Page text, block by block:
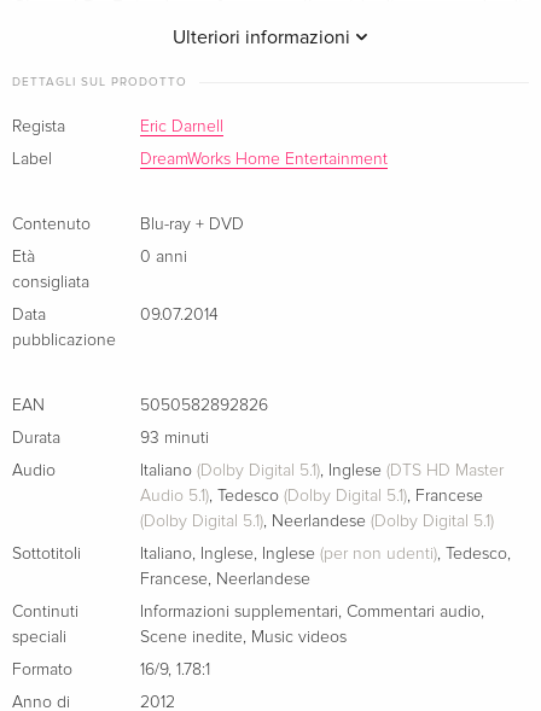
Blu-ray 3D (+2D) + Blu-ray + DVD
Edizione standard
Riedizione
Tedesco
Blu-ray + DVD
Tedesco
Edizione standard
CHF 14.50
Blu-ray 3D (+2D) + DVD
Francese
Edizione standard
Francese
Ulteriori informazioni
accalappiatori, e metterà in piedi un coloratissimo spettacolo.
DETTAGLI SUL PRODOTTO
Regista
Eric Darnell
Label
DreamWorks Home Entertainment
Contenuto
Blu-ray + DVD
Età
consigliata
0 anni
Data
pubblicazione
09.07.2014
EAN
5050582892826
Durata
93 minuti
Audio
Italiano (Dolby Digital 5.1) Inglese (DTS HD Master
Audio 5.1) Tedesco (Dolby Digital 5.1)
Francese
(Dolby Digital 5.1)
Neerlandese (Dolby Digital 5.1)
Sottotitoli
Italiano Inglese Inglese (per non udenti) Tedesco
Francese
Neerlandese
Continuti
speciali
Informazioni supplementari Commentari audio
Scene inedite
Music videos
Formato
16/9, 1.78:1
Anno di
2012